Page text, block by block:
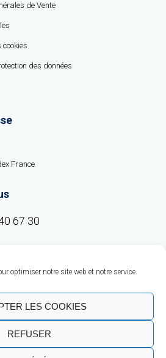
optimiser notre site web et notre service.
LES COOKIES
REFUSER
de Vente
des données
France
67 30